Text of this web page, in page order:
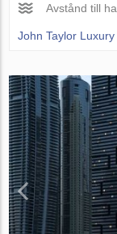
Avstånd till
John Taylor